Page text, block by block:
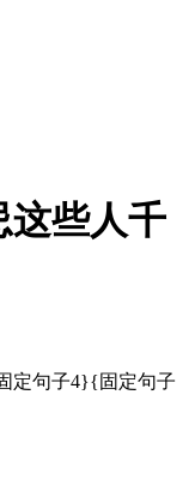
这些人千
定句子4}{固定句子